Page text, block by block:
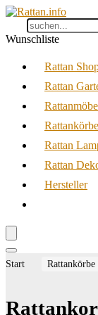
Wunschliste
Rattan
Rattan
Rattankörbe
Rattan
Rattan
Hersteller
Start Rattankörbe